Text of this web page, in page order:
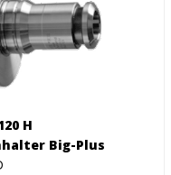
H
Big-Plus